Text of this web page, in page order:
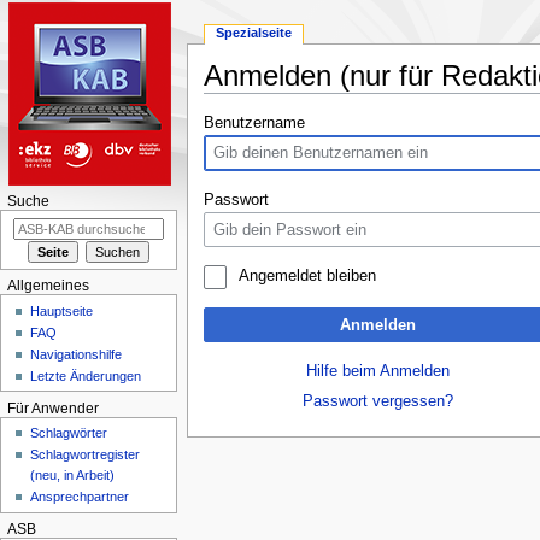
Anmelden (nur für
Zur
Navigation
springen
Zur
Suche
springen
Benutzername
Passwort
Angemeldet bleiben
Anmelden
Hilfe beim Anmelden
Passwort vergessen?
Spezialseite
Suche
Allgemeines
Hauptseite
FAQ
Navigationshilfe
Letzte Änderungen
Für Anwender
Schlagwörter
Schlagwortregister
(neu, in Arbeit)
Ansprechpartner
ASB